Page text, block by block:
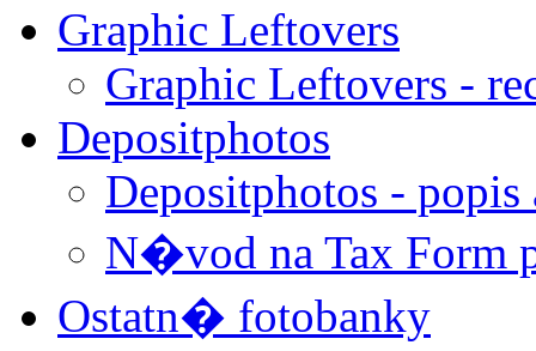
Graphic Leftovers
Graphic Leftovers -
Depositphotos
Depositphotos - popis
N�vod na Tax Form
Ostatn� fotobanky